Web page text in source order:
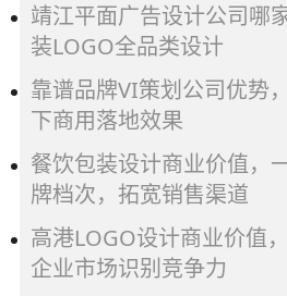
靖江平面广告设计公司哪
装LOGO全品类设计
靠谱品牌VI策划公司优势
下商用落地效果
餐饮包装设计商业价值，
牌档次，拓宽销售渠道
高港LOGO设计商业价值
企业市场识别竞争力